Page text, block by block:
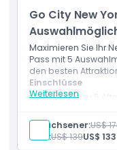
Go City New
Maximieren Sie Ihr
Pass mit 5
den besten
Weiterlesen
Einschlüsse
Zugang zu 5
Digitaler
Rabatte und
Erwachsener:US$
Kind:US$ 139US$ 133